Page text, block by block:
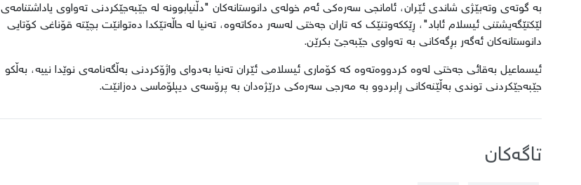
بە گوتەی وتەبێژی شاندی ئێران، ئامانجی سەرەکی ئەم خولەی دانوستانەکان "دڵنیابوونە لە جێبەجێکردنی تەواوی یاداشتنامەی
لێکتێگەیشتنی ئیسلام ئاباد"، ڕێککەوتنێک کە تاران جەختی لەسەر دەکاتەوە، تەنیا لە حاڵەتێکدا دەتوانێت بچێتە قۆناغی کۆتایی
دانوستانەکان ئەگەر بڕگەکانی بە تەواوی جێبەجێ بکرێن.
ئیسماعیل بەقائی جەختی لەوە کردووەتەوە کە کۆماری ئیسلامی ئێران تەنیا بەدوای واژۆکردنی بەڵگەنامەی نوێدا نییە، بەڵکو
جێبەجێکردنی توندی بەڵێنەکانی ڕابردوو بە مەرجی سەرەکی درێژەدان بە پرۆسەی دیپلۆماسی دەزانێت.
تاگەکان